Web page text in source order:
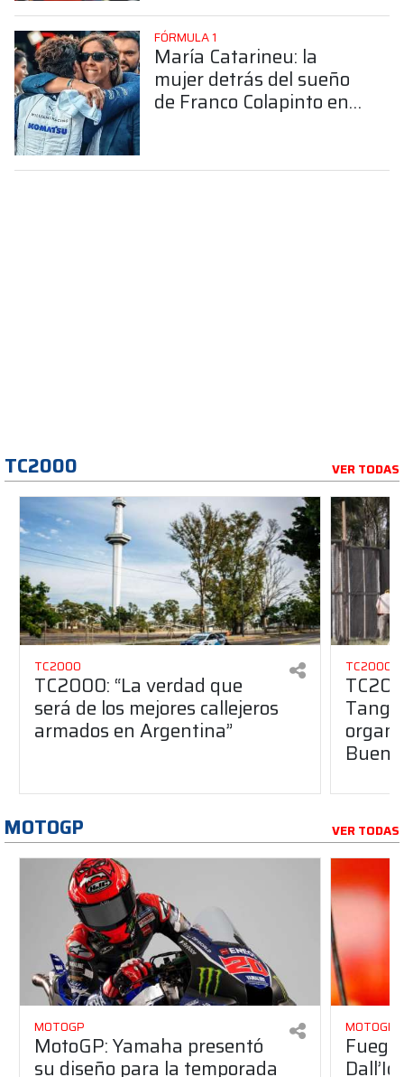
FÓRMULA 1
María Catarineu: la
mujer detrás del sueño
de Franco Colapinto en
TC2000 VER TODAS
TC2000
TC2000: “La verdad que
será de los mejores callejeros
armados en Argentina”
TC2000
MOTOGP VER TODAS
MOTOGP
MotoGP: Yamaha presentó
su diseño para la temporada
MOTOGP